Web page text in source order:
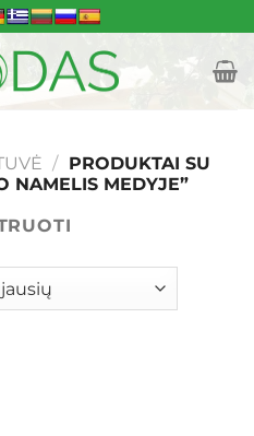
/ PRODUKTAI SU
NAMELIS MEDYJE”